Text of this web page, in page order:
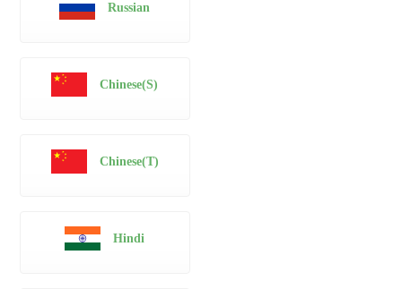
Russian
Chinese(S)
Chinese(T)
Hindi